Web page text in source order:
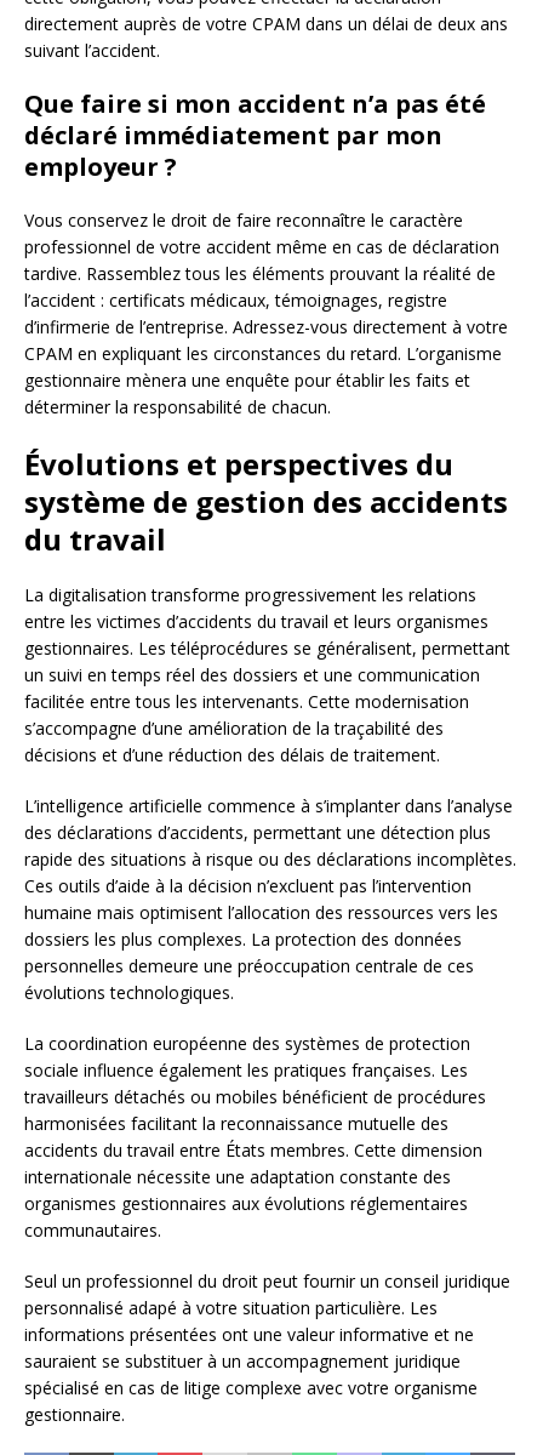
directement auprès de votre CPAM dans un délai de deux ans
suivant l’accident.
Que faire si mon accident n’a pas été
déclaré immédiatement par mon
employeur ?
Vous conservez le droit de faire reconnaître le caractère
professionnel de votre accident même en cas de déclaration
tardive. Rassemblez tous les éléments prouvant la réalité de
l’accident : certificats médicaux, témoignages, registre
d’infirmerie de l’entreprise. Adressez-vous directement à votre
CPAM en expliquant les circonstances du retard. L’organisme
gestionnaire mènera une enquête pour établir les faits et
déterminer la responsabilité de chacun.
Évolutions et perspectives du
système de gestion des accidents
du travail
La digitalisation transforme progressivement les relations
entre les victimes d’accidents du travail et leurs organismes
gestionnaires. Les téléprocédures se généralisent, permettant
un suivi en temps réel des dossiers et une communication
facilitée entre tous les intervenants. Cette modernisation
s’accompagne d’une amélioration de la traçabilité des
décisions et d’une réduction des délais de traitement.
L’intelligence artificielle commence à s’implanter dans l’analyse
des déclarations d’accidents, permettant une détection plus
rapide des situations à risque ou des déclarations incomplètes.
Ces outils d’aide à la décision n’excluent pas l’intervention
humaine mais optimisent l’allocation des ressources vers les
dossiers les plus complexes. La protection des données
personnelles demeure une préoccupation centrale de ces
évolutions technologiques.
La coordination européenne des systèmes de protection
sociale influence également les pratiques françaises. Les
travailleurs détachés ou mobiles bénéficient de procédures
harmonisées facilitant la reconnaissance mutuelle des
accidents du travail entre États membres. Cette dimension
internationale nécessite une adaptation constante des
organismes gestionnaires aux évolutions réglementaires
communautaires.
Seul un professionnel du droit peut fournir un conseil juridique
personnalisé adapé à votre situation particulière. Les
informations présentées ont une valeur informative et ne
sauraient se substituer à un accompagnement juridique
spécialisé en cas de litige complexe avec votre organisme
gestionnaire.